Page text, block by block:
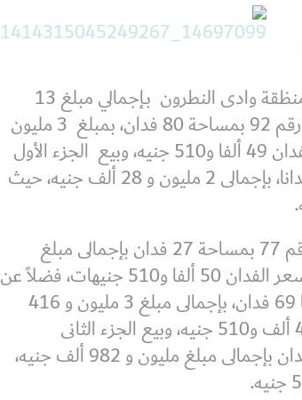
الزراعي، أسفرت عن بيع 5 قطع بمنظقة وادى النطرون بـإجمالي مبلغ 13
مليون جنيه ، حيث تم بيع القطعة رقم 92 بمساحة 80 فدان، بمبلغ 3 مليون
و 960 ألف جنيه، حيث بلغ سعر الفدان 49 ألفا و510 جنيه، وبيع الجزء الأول
من القطعة رقم 89 بمساحة 43 فدانا، بإجمالى 2 مليون و 28 ألف جنيه، حيث
واوضح البيان انه تم بيع القطعة رقم 77 بمساحة 27 فدان بإجمالى مبلغ
مليون و 363 ألف جنيه، حيث بلغ سعر الفدان 50 ألفا و510 جنيهات، فضلاً عن
بيع القطعة رقم 90 البالغ مساحتها 69 فدان، بإجمالى مبلغ 3 مليون و 416
ألف جنيه، حيث بلغ سعر الفدان 49 ألف و510 جنيه، وبيع الجزء الثانى
من القطعة رقم 89 بمساحة 40 فدان بإجمالى مبلغ مليون و 982 ألف جنيه،